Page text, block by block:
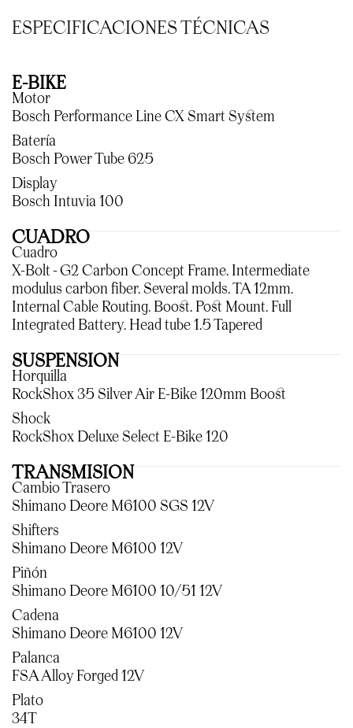
ESPECIFICACIONES TÉCNICAS
E-BIKE
Motor
Bosch Performance Line CX Smart System
Batería
Bosch Power Tube 625
Display
Bosch Intuvia 100
CUADRO
Cuadro
X-Bolt - G2 Carbon Concept Frame. Intermediate
modulus carbon fiber. Several molds. TA 12mm.
Internal Cable Routing. Boost. Post Mount. Full
Integrated Battery. Head tube 1.5 Tapered
SUSPENSION
Horquilla
RockShox 35 Silver Air E-Bike 120mm Boost
Shock
RockShox Deluxe Select E-Bike 120
TRANSMISION
Cambio Trasero
Shimano Deore M6100 SGS 12V
Shifters
Shimano Deore M6100 12V
Piñón
Shimano Deore M6100 10/51 12V
Cadena
Shimano Deore M6100 12V
Palanca
FSA Alloy Forged 12V
Plato
34T